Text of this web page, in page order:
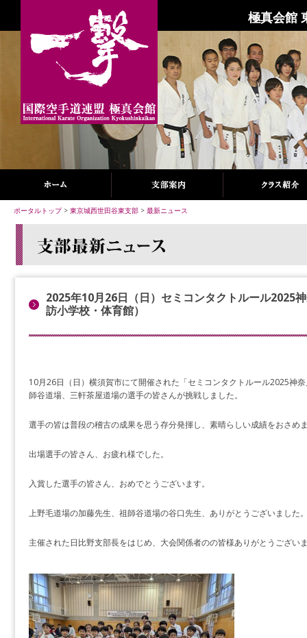
極真会館
ポータルトップ> 東京城西世田谷東支部 > 最新ニュース
2025年10月26日（日）セミコンタクトルール2025
訪小学校・体育館）
10月26日（日）横須賀市にて開催された「セミコンタクトルール2025神
師谷道場、三軒茶屋道場の選手の皆さんが挑戦しました。
選手の皆は普段の稽古の成果を思う存分発揮し、素晴らしい成績をおさめ
出場選手の皆さん、お疲れ様でした。
入賞した選手の皆さん、おめでとうございます。
上野毛道場の加藤先生、祖師谷道場の谷口先生、ありがとうございました
主催された日比野支部長をはじめ、大会関係者のの皆様ありがとうござい